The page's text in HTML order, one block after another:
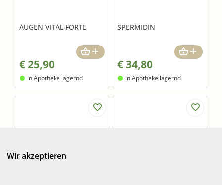
AUGEN VITAL FORTE
€25,90
in Apotheke lagernd
SPERMIDIN
€34,80
in Apotheke lagernd
Wir akzeptieren